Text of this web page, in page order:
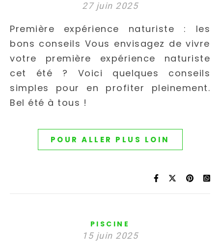
27 juin 2025
Première expérience naturiste : les
bons conseils Vous envisagez de vivre
votre première expérience naturiste
cet été ? Voici quelques conseils
simples pour en profiter pleinement.
Bel été à tous !
POUR ALLER PLUS LOIN
PISCINE
15 juin 2025